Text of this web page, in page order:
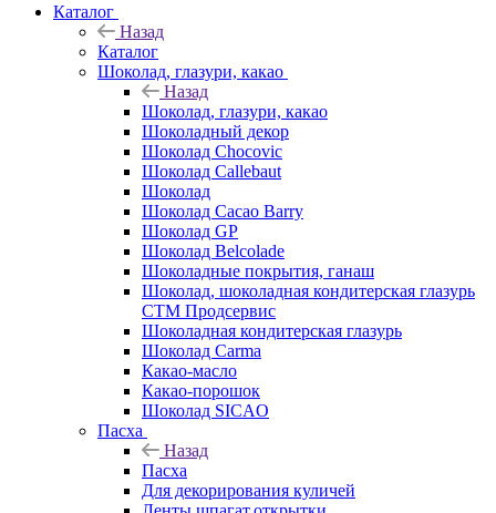
Каталог
Назад
Каталог
Шоколад, глазури, какао
Назад
Шоколад, глазури, какао
Шоколадный декор
Шоколад Chocovic
Шоколад Callebaut
Шоколад
Шоколад Cacao Barry
Шоколад GP
Шоколад Belcolade
Шоколадные покрытия, ганаш
Шоколад, шоколадная кондитерская глазурь
СТМ Продсервис
Шоколадная кондитерская глазурь
Шоколад Carma
Какао-масло
Какао-порошок
Шоколад SICAO
Пасха
Назад
Пасха
Для декорирования куличей